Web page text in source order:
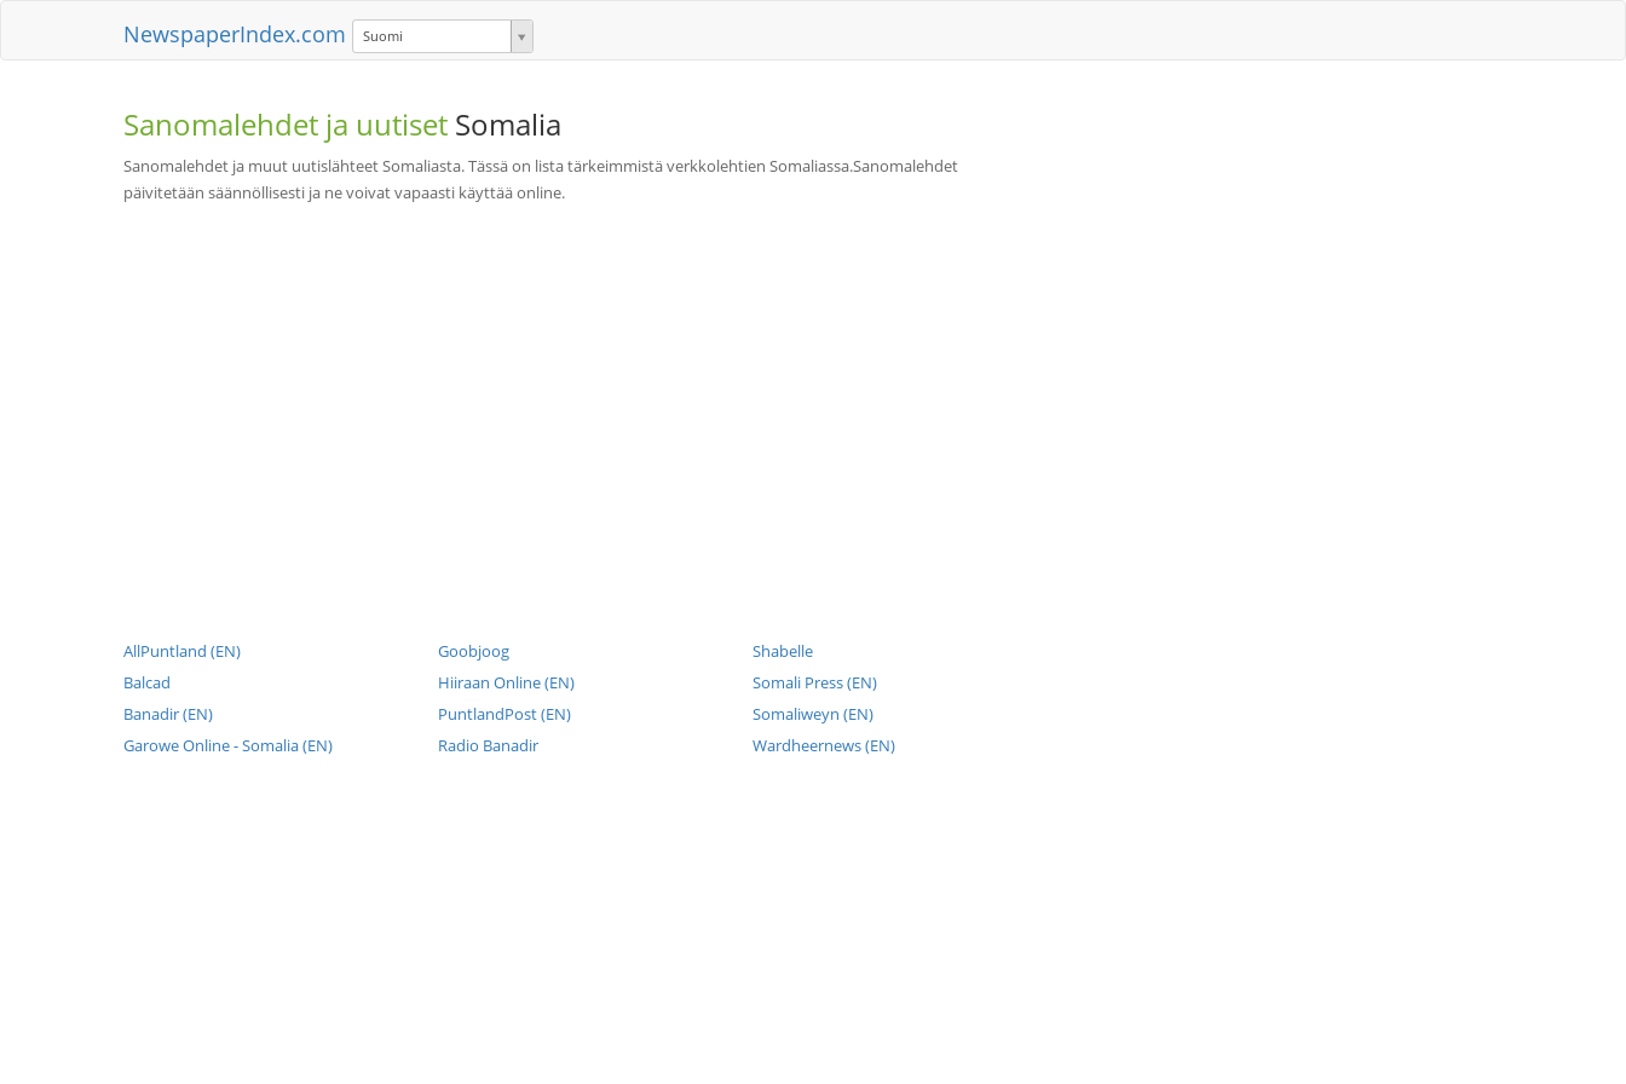
NewspaperIndex.com Suomi
Sanomalehdet ja uutiset Somalia
Sanomalehdet ja muut uutislähteet Somaliasta. Tässä on lista tärkeimmistä verkkolehtien Somaliassa.Sanomalehdet
päivitetään säännöllisesti ja ne voivat vapaasti käyttää online.
AllPuntland (EN)
Balcad
Banadir (EN)
Garowe Online - Somalia (EN)
Goobjoog
Hiiraan Online (EN)
PuntlandPost (EN)
Radio Banadir
Shabelle
Somali Press (EN)
Somaliweyn (EN)
Wardheernews (EN)